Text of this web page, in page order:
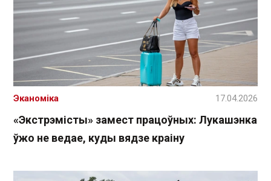
«Экстрэмісты» замест працоўных: Лукашэнка
ўжо не ведае, куды вядзе краіну
Эканоміка 17.04.2026